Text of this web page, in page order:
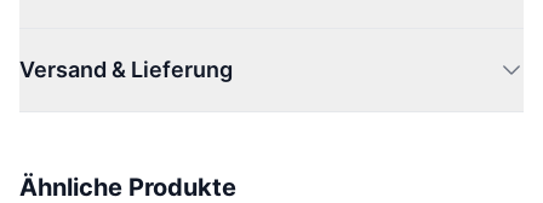
Versand & Lieferung
Ähnliche Produkte